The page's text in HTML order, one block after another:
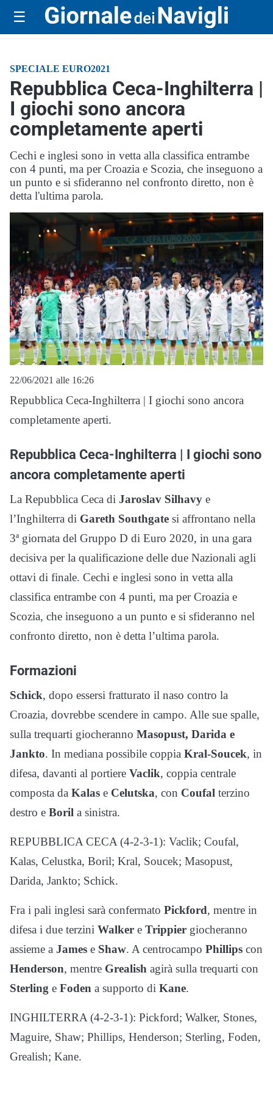
☰
SPECIALE EURO2021
Repubblica Ceca-Inghilterra |
I giochi sono ancora
completamente aperti
Cechi e inglesi sono in vetta alla classifica entrambe
con 4 punti, ma per Croazia e Scozia, che inseguono a
un punto e si sfideranno nel confronto diretto, non è
detta l'ultima parola.
22/06/2021 alle 16:26
Repubblica Ceca-Inghilterra | I giochi sono ancora
completamente aperti.
Repubblica Ceca-Inghilterra | I giochi sono
ancora completamente aperti
La Repubblica Ceca di Jaroslav Silhavy e
l’Inghilterra di Gareth Southgate si affrontano nella
3ª giornata del Gruppo D di Euro 2020, in una gara
decisiva per la qualificazione delle due Nazionali agli
ottavi di finale. Cechi e inglesi sono in vetta alla
classifica entrambe con 4 punti, ma per Croazia e
Scozia, che inseguono a un punto e si sfideranno nel
confronto diretto, non è detta l’ultima parola.
Formazioni
Schick, dopo essersi fratturato il naso contro la
Croazia, dovrebbe scendere in campo. Alle sue spalle,
sulla trequarti giocheranno Masopust, Darida e
Jankto. In mediana possibile coppia Kral-Soucek, in
difesa, davanti al portiere Vaclik, coppia centrale
composta da Kalas e Celutska, con Coufal terzino
destro e Boril a sinistra.
REPUBBLICA CECA (4-2-3-1): Vaclik; Coufal,
Kalas, Celustka, Boril; Kral, Soucek; Masopust,
Darida, Jankto; Schick.
Fra i pali inglesi sarà confermato Pickford, mentre in
difesa i due terzini Walker e Trippier giocheranno
assieme a James e Shaw. A centrocampo Phillips con
Henderson, mentre Grealish agirà sulla trequarti con
Sterling e Foden a supporto di Kane.
INGHILTERRA (4-2-3-1): Pickford; Walker, Stones,
Maguire, Shaw; Phillips, Henderson; Sterling, Foden,
Grealish; Kane.